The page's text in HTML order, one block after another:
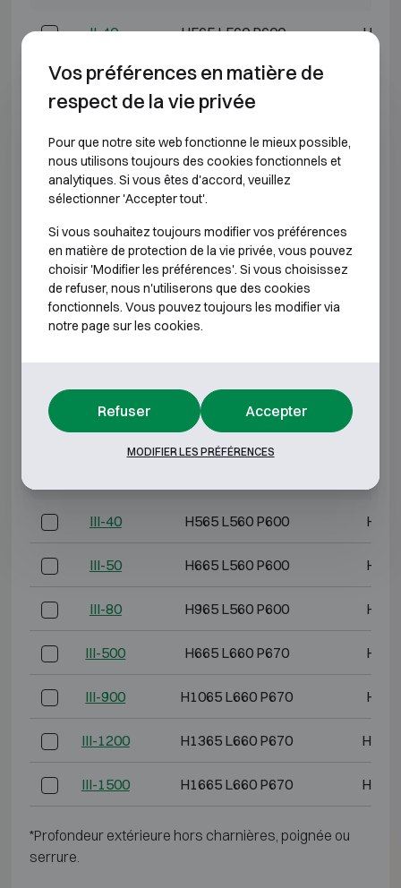
II-40 H565 L560 P600 H400
II-50 H665 L560 P600
II-500 H665 L660 P670
II-900 H1065 L660 P670
II-1200 H1365 L660 P670
II-1500 H1665 L660 P670
serrure.
CLASSE ANTI-EFFRACTION 3 RÉSISTANCE AU
FEU 60P
III-40 H565 L560 P600
III-50 H665 L560 P600
III-80 H965 L560 P600
III-500 H665 L660 P670
III-900 H1065 L660 P670
III-1200 H1365 L660 P670
III-1500 H1665 L660 P670
*Profondeur extérieure hors charnières, poignée ou
serrure.
Vos préférences en matière de
respect de la vie privée
Pour que notre site web fonctionne le mieux possible,
nous utilisons toujours des cookies fonctionnels et
analytiques. Si vous êtes d'accord, veuillez
sélectionner 'Accepter tout'.
Si vous souhaitez toujours modifier vos préférences
en matière de protection de la vie privée, vous pouvez
choisir 'Modifier les préférences'. Si vous choisissez
de refuser, nous n'utiliserons que des cookies
fonctionnels. Vous pouvez toujours les modifier via
notre page sur les cookies.
Refuser Accepter
MODIFIER LES PRÉFÉRENCES